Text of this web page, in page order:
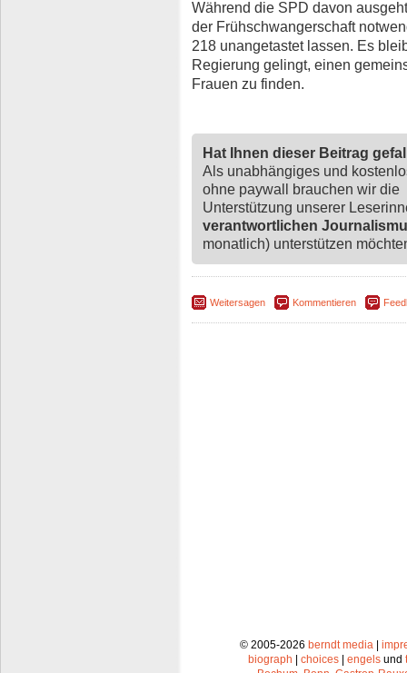
Während die SPD davon
der Frühschwangerschaft
218 unangetastet lassen. Es
Regierung gelingt, einen
Frauen zu finden.
Hat Ihnen dieser Beitrag
Als unabhängiges und
ohne paywall brauchen wir die
Unterstützung unserer
verantwortlichen
monatlich) unterstützen
Weitersagen Kommentieren
© 2005-2026 berndt media|
biograph
choices engels und